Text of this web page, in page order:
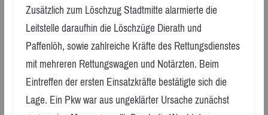
Zusätzlich zum Löschzug Stadtmitte alarmierte die
Leitstelle daraufhin die Löschzüge Dierath und
Paffenlöh, sowie zahlreiche Kräfte des Rettungsdienstes
mit mehreren Rettungswagen und Notärzten. Beim
Eintreffen der ersten Einsatzkräfte bestätigte sich die
Lage. Ein Pkw war aus ungeklärter Ursache zunächst